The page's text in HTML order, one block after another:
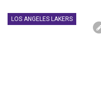
LOS ANGELES LAKERS